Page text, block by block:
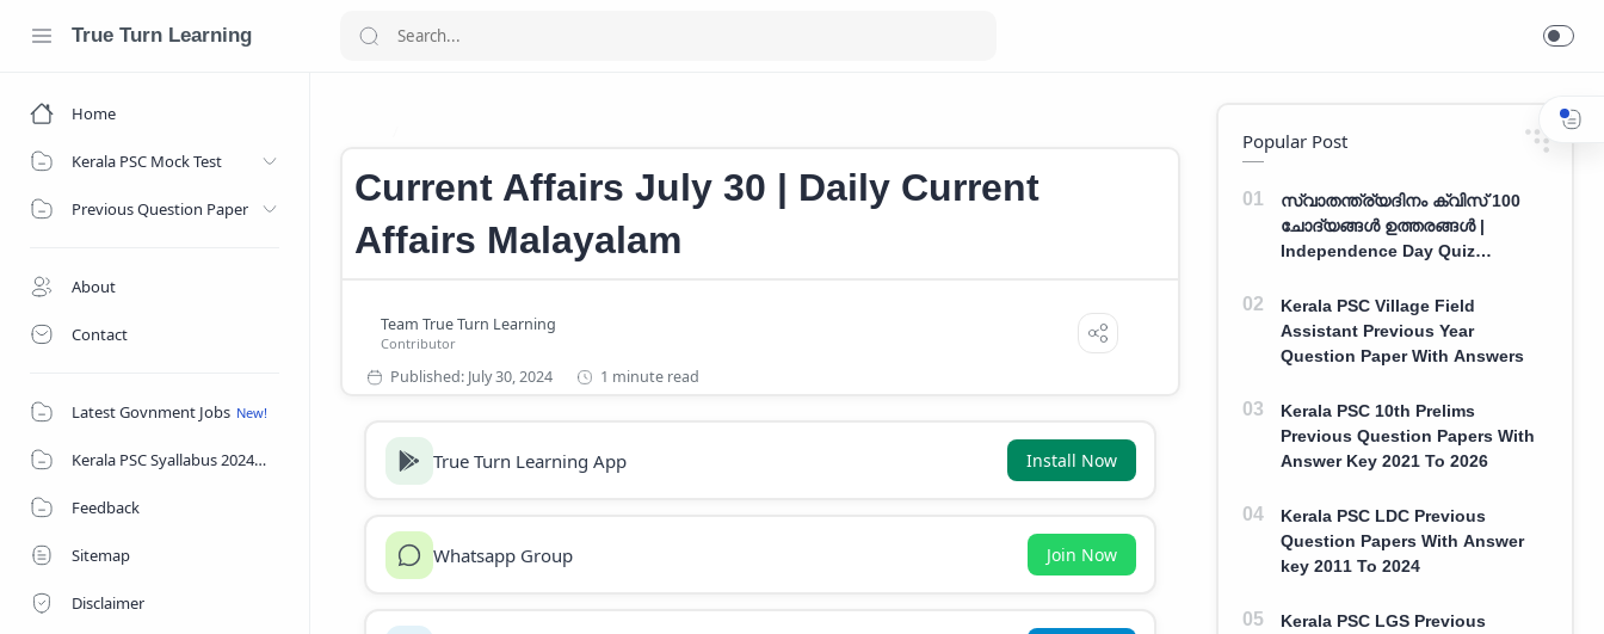
True Turn Learning
Home
Kerala PSC Mock Test
Previous Question Paper
About
Contact
Latest Govnment Jobs
Kerala PSC Syallabus 2024
Feedback
Sitemap
Disclaimer
Current Affairs July 30 | Daily Current
Affairs Malayalam
1 minute read
True Turn Learning App Install Now
Whatsapp Group Join Now
Popular Post
സ്വാതന്ത്ര്യദിനം ക്വിസ് 100
ചോദ്യങ്ങൾ ഉത്തരങ്ങൾ |
Independence Day Quiz
Answers
Kerala PSC Village Field
Assistant Previous Year
Question Paper With Answers
Kerala PSC 10th Prelims
Previous Question Papers With
Answer Key 2021 To 2026
Kerala PSC LDC Previous
Question Papers With Answer
key 2011 To 2024
Kerala PSC LGS Previous